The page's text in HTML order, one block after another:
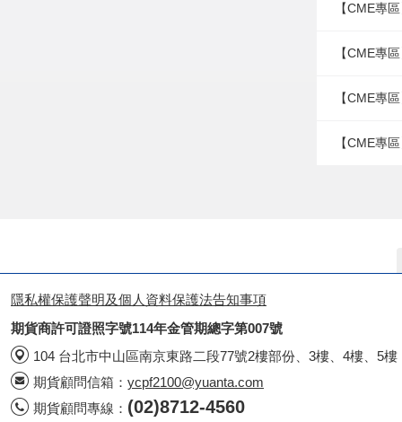
【CME專
【CME專
【CME專
【CME專
隱私權保護聲明及個人資料保護法告知事項
期貨商許可證照字號114年金管期總字第007號
104 台北市中山區南京東路二段77號2樓部份、3樓、4樓、5樓
期貨顧問信箱： ycpf2100@yuanta.com
期貨顧問專線： (02)8712-4560